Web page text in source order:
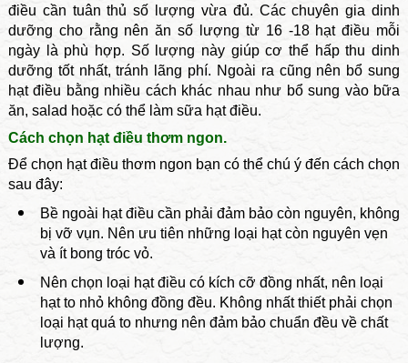
điều cần tuân thủ số lượng vừa đủ. Các chuyên gia dinh
dưỡng cho rằng nên ăn số lượng từ 16 -18 hạt điều mỗi
ngày là phù hợp. Số lượng này giúp cơ thể hấp thu dinh
dưỡng tốt nhất, tránh lãng phí. Ngoài ra cũng nên bổ sung
hạt điều bằng nhiều cách khác nhau như bổ sung vào bữa
ăn, salad hoặc có thể làm sữa hạt điều.
Cách chọn hạt điều thơm ngon.
Để chọn hạt điều thơm ngon bạn có thể chú ý đến cách chọn
sau đây:
Bề ngoài hạt điều cần phải đảm bảo còn nguyên, không
bị vỡ vụn. Nên ưu tiên những loại hạt còn nguyên vẹn
và ít bong tróc vỏ.
Nên chọn loại hạt điều có kích cỡ đồng nhất, nên loại
hạt to nhỏ không đồng đều. Không nhất thiết phải chọn
loại hạt quá to nhưng nên đảm bảo chuẩn đều về chất
lượng.